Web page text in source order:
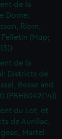
de la
Dome:
Riom,
(Map;
de la
Districts de
Besse and
(PBH8042(14))
du Lot, et
de Aurillac,
Martel